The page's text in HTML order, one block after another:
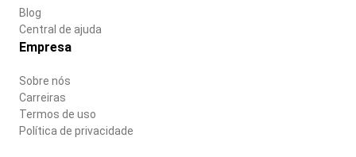
Blog
Central de ajuda
Empresa
Sobre nós
Carreiras
Termos de uso
Política de privacidade